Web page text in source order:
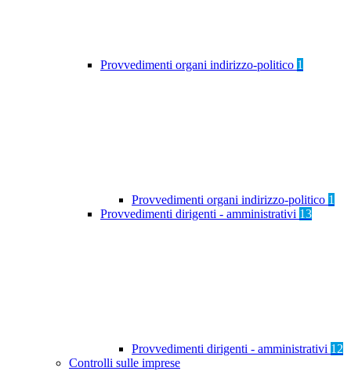
Provvedimenti organi indirizzo-politico 1
Provvedimenti organi indirizzo-politico 1
Provvedimenti dirigenti - amministrativi 13
Provvedimenti dirigenti - amministrativi 12
Controlli sulle imprese